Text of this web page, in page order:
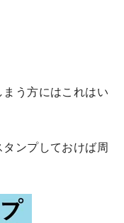
う方にはこれはい
ンプしておけば周